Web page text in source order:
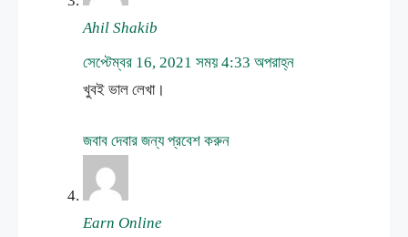
Ahil Shakib
সেপ্টেম্বর 16, 2021 সময় 4:33 অপরাহ্ন
খুবই ভাল লেখা।
জবাব দেবার জন্য প্রবেশ করুন
Earn Online